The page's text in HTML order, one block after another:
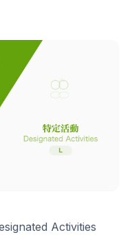
Activities